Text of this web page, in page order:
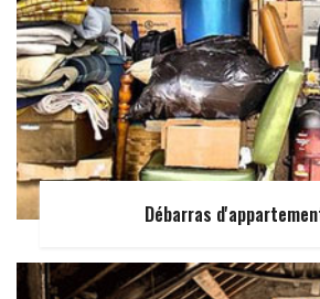
Débarras